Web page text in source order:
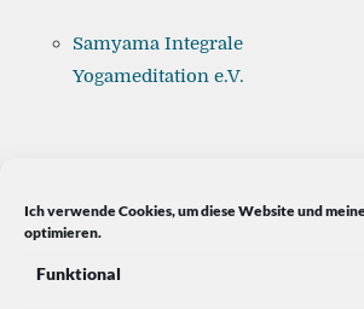
Ich verwende Cookies, um diese Website und
optimieren.
Funktional
Samyama Integrale
Yogameditation e.V.